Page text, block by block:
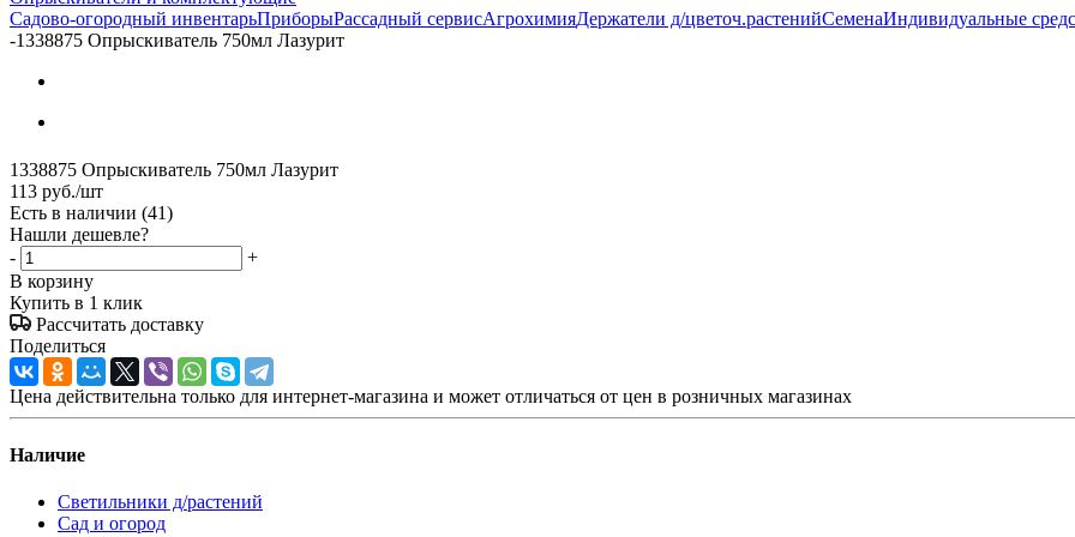
Садово-огородный инвентарьПриборыРассадный сервисАгрохимияДержатели д/цветоч.растенийСеменаИндивидуальные
-1338875 Опрыскиватель 750мл Лазурит
1338875 Опрыскиватель 750мл Лазурит
113 руб./шт
Есть в наличии (41)
Нашли дешевле?
-
+
В корзину
Купить в 1 клик
Рассчитать доставку
Поделиться
Цена действительна только для интернет-магазина и может отличаться от цен в розничных магазинах
Наличие
Светильники д/растений
Сад и огород